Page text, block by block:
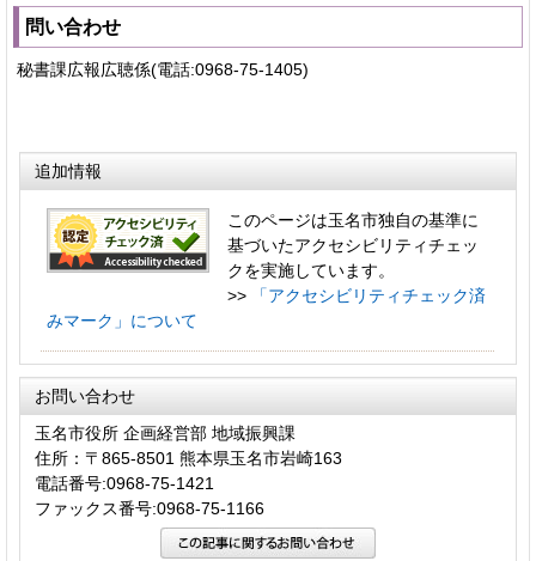
問い合わせ
秘書課広報広聴係(電話:0968-75-1405)
追加情報
このページは玉名市独自の基準に
基づいたアクセシビリティチェッ
クを実施しています。
>>
「アクセシビリティチェック済
みマーク」について
お問い合わせ
玉名市役所 企画経営部 地域振興課
住所：〒865-8501 熊本県玉名市岩崎163
電話番号:0968-75-1421
ファックス番号:0968-75-1166